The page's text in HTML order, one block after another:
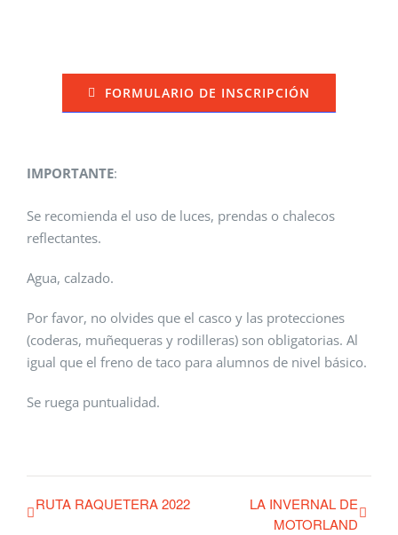
FORMULARIO DE INSCRIPCIÓN
IMPORTANTE:
Se recomienda el uso de luces, prendas o chalecos
reflectantes.
Agua, calzado.
Por favor, no olvides que el casco y las protecciones
(coderas, muñequeras y rodilleras) son obligatorias. Al
igual que el freno de taco para alumnos de nivel básico.
Se ruega puntualidad.
RUTA RAQUETERA 2022
LA INVERNAL DE
MOTORLAND